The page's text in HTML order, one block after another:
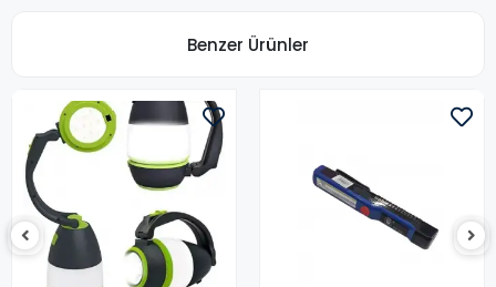
Benzer Ürünler